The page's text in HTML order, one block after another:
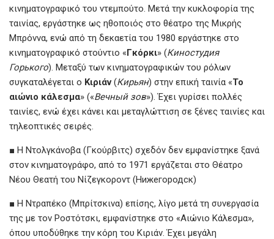
κινηματογραφικό του ντεμπούτο. Μετά την κυκλοφορία της
ταινίας, εργάστηκε ως ηθοποιός στο θέατρο της Μικρής
Μπρόννα, ενώ από τη δεκαετία του 1980 εργάστηκε στο
κινηματογραφικό στούντιο «Γκόρκι» (Киностудия
Горького). Μεταξύ των κινηματογραφικών του ρόλων
συγκαταλέγεται ο Κιριάν(Кирьян) στην επική ταινία «Το
αιώνιο κάλεσμα» («Вечный зов»). Έχει γυρίσει πολλές
ταινίες, ενώ έχει κάνει και μεταγλώττιση σε ξένες ταινίες και
τηλεοπτικές σειρές.
■ Η Ντολγκάνοβα (Γκούρβιτς) σχεδόν δεν εμφανίστηκε ξανά
στον κινηματογράφο, από το 1971 εργάζεται στο Θέατρο
Νέου Θεατή του Νίζεγκοροντ (Нижегородск)
■ Η Ντραπέκο (Μπρίτσκινα) επίσης, λίγο μετά τη συνεργασία
της με τον Ροστότσκι, εμφανίστηκε στο «Αιώνιο Κάλεσμα»,
όπου υποδύθηκε την κόρη του Κιριάν. Έχει μεγάλη